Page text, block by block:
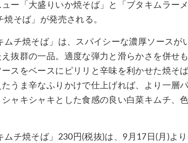
ー「大盛りいか焼そば」と「ブタキムラー
そば」が発売される。
ムチ焼そば」は、スパイシーな濃厚ソースが
抜群の一品。適度な弾力と滑らかさを併せ
スをベースにピリリと辛味を利かせた焼そ
うま辛なふりかけで仕上げれば、より一層
ャキシャキとした食感の良い白菜キムチ、
ムチ焼そば」230円(税抜)は、9月17日(月)よ